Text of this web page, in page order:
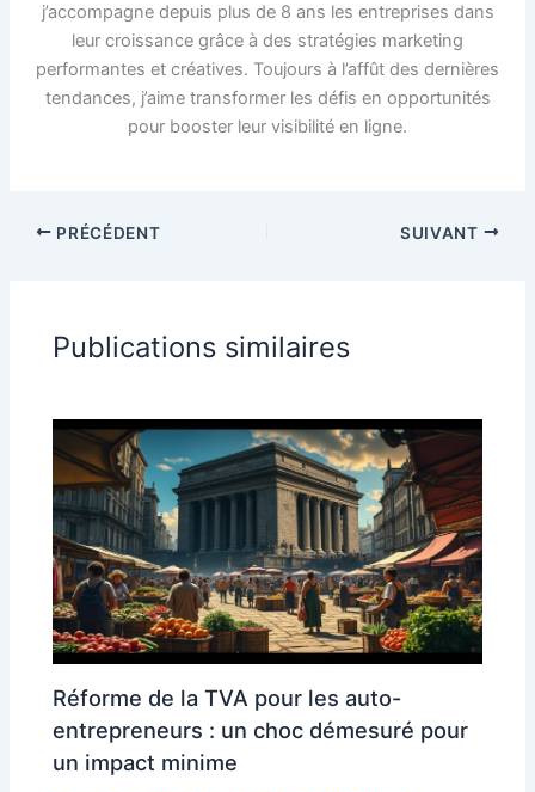
j’accompagne depuis plus de 8 ans les entreprises dans
leur croissance grâce à des stratégies marketing
performantes et créatives. Toujours à l’affût des dernières
tendances, j’aime transformer les défis en opportunités
pour booster leur visibilité en ligne.
PRÉCÉDENT SUIVANT
Publications similaires
Réforme de la TVA pour les auto-
entrepreneurs : un choc démesuré pour
un impact minime